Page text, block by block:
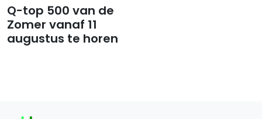
Q-top 500 van de
Zomer vanaf 11
augustus te horen